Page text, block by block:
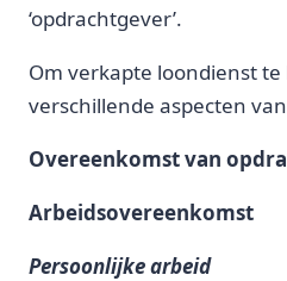
‘opdrachtgever’.
Om verkapte loondienst
verschillende aspecten
Overeenkomst van
Arbeidsovereenkomst
Persoonlijke arbeid